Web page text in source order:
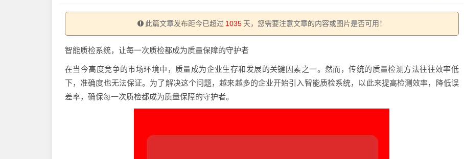
此篇文章发布距今已超过 1035 天，您需要注意文章的内容或图片是否可用！
智能质检系统，让每一次质检都成为质量保障的守护者
在当今高度竞争的市场环境中，质量成为企业生存和发展的关键因素之一。然而，传统的质量检测方法往往效率低
下，准确度也无法保证。为了解决这个问题，越来越多的企业开始引入智能质检系统，以此来提高检测效率，降低误
差率，确保每一次质检都成为质量保障的守护者。